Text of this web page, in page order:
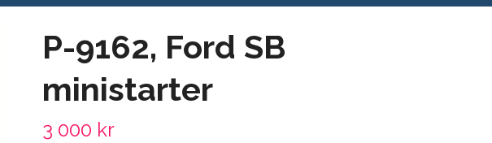
P-9162, Ford SB
ministarter
3 000 kr